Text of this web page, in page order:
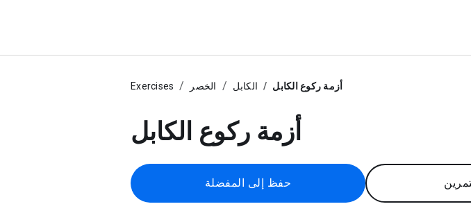
Exercises الخصر الكابل أزمة ركوع الكابل
أزمة ركوع الكابل
حفظ إلى المفضلة